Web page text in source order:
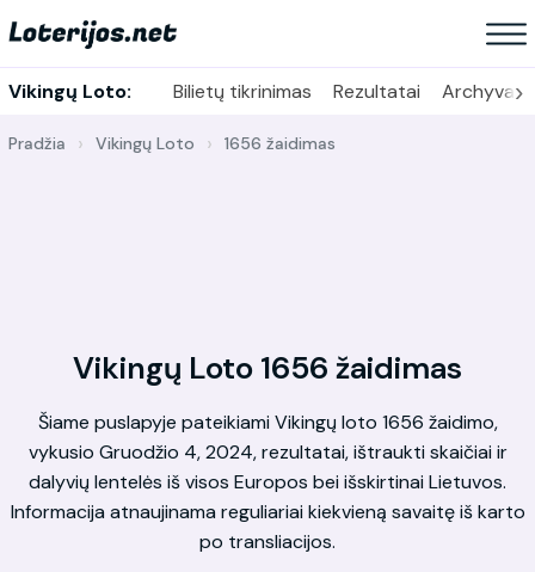
Vikingų Loto: Bilietų tikrinimas Rezultatai Archyvas
›
Pradžia Vikingų Loto 1656 žaidimas
Vikingų Loto 1656 žaidimas
Šiame puslapyje pateikiami Vikingų loto 1656 žaidimo,
vykusio Gruodžio 4, 2024, rezultatai, ištraukti skaičiai ir
dalyvių lentelės iš visos Europos bei išskirtinai Lietuvos.
Informacija atnaujinama reguliariai kiekvieną savaitę iš karto
po transliacijos.